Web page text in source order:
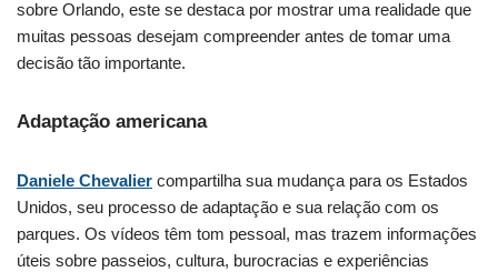
sobre Orlando, este se destaca por mostrar uma realidade que
muitas pessoas desejam compreender antes de tomar uma
decisão tão importante.
Adaptação americana
Daniele Chevalier compartilha sua mudança para os Estados
Unidos, seu processo de adaptação e sua relação com os
parques. Os vídeos têm tom pessoal, mas trazem informações
úteis sobre passeios, cultura, burocracias e experiências